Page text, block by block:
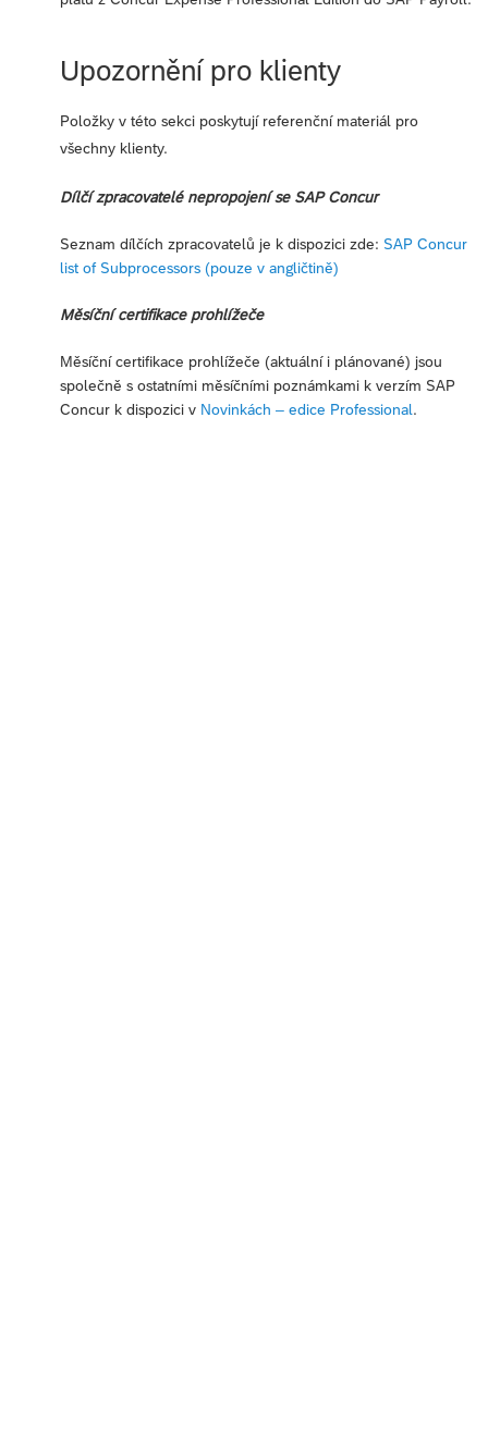
Upozornění pro klienty
Položky v této sekci poskytují referenční materiál pro
všechny klienty.
Dílčí zpracovatelé nepropojení se SAP Concur
Seznam dílčích zpracovatelů je k dispozici zde: SAP Concur
list of Subprocessors (pouze v angličtině)
Měsíční certifikace prohlížeče
Měsíční certifikace prohlížeče (aktuální i plánované) jsou
společně s ostatními měsíčními poznámkami k verzím SAP
Concur k dispozici v Novinkách – edice Professional.